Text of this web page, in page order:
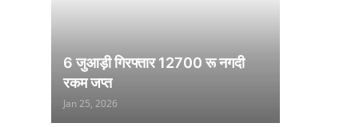
6 जुआड़ी गिरफ्तार 12700 रू नगदी
रकम जप्त
Jan 25, 2026